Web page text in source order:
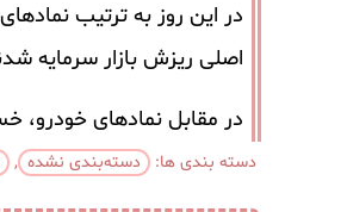
در این روز به ترتیب
اصلی ریزش بازار سرمایه
در مقابل نماد‌های خودرو،
دسته بندی ها: دسته‌بندی نشده ,